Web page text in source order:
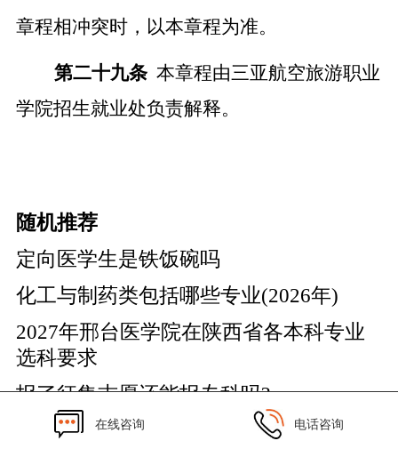
章程相冲突时，以本章程为准。
第二十九条 本章程由三亚航空旅游职业
学院招生就业处负责解释。
随机推荐
定向医学生是铁饭碗吗
化工与制药类包括哪些专业(2026年)
2027年邢台医学院在陕西省各本科专业
选科要求
报了征集志愿还能报专科吗?
2027年兰州资源环境职业技术大学在陕
在线咨询 电话咨询